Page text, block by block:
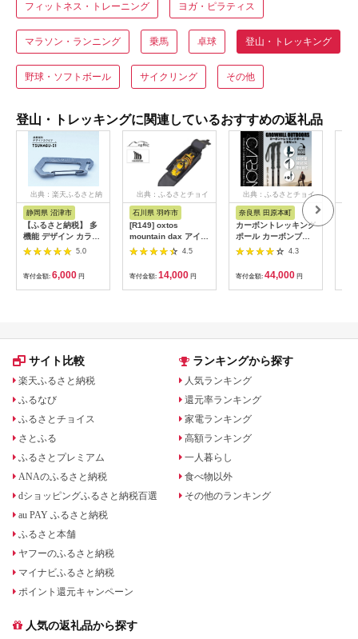
フィットネス・トレーニング ヨガ・ピラティス
マラソン・ランニング 乗馬 卓球 登山・トレッキング
野球・ソフトボール サイクリング その他
登山・トレッキングに関連しているおすすめの返礼品
出典：楽天ふるさと納
静岡県 沼津市
【ふるさと納税】 多
機能 デザイン カラビ
ナ TSUNAGU-01 1個
キャンプ用品 ソロキ
ャンプ アウトドアギ
ア キーホルダー スト
ラップ ASOBU 軽量
非常用 沼津市 静岡県
5.0
寄付金額: 6,000 円
出典：ふるさとチョイ
石川県 羽咋市
[R149] oxtos
mountain dax アイゼ
ンケース
4.5
寄付金額: 14,000 円
出典：ふるさとチョイ
奈良県 田原本町
カーボントレッキング
ポール カーボンブラ
ック 2本セット
クリエイト アウトド
ア 軽量 クイックロッ
ク式 登山 山登り ハイ
4.3
寄付金額: 44,000 円
サイト比較
楽天ふるさと納税
ふるなび
ふるさとチョイス
さとふる
ふるさとプレミアム
ANAのふるさと納税
dショッピングふるさと納税百選
au PAY ふるさと納税
ふるさと本舗
ヤフーのふるさと納税
マイナビふるさと納税
ポイント還元キャンペーン
ランキングから探す
人気ランキング
還元率ランキング
家電ランキング
高額ランキング
一人暮らし
食べ物以外
その他のランキング
人気の返礼品から探す